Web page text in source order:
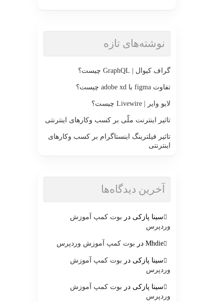
نوشته‌های تازه
گراف کیوال | GraphQL چیست؟
تفاوت figma با adobe xd چیست؟
لایو وایر | Livewire چیست؟
تاثیر اینترنت ملّی بر کسب وکارهای اینترنتی
تاثیر فیلترینگ اینستاگرام بر کسب وکارهای
اینترنتی
آخرین دیدگاه‌ها
سینا پازکی در بوت کمپ آموزش
وردپرس
Mhdie در بوت کمپ آموزش وردپرس
سینا پازکی در بوت کمپ آموزش
وردپرس
سینا پازکی در بوت کمپ آموزش
وردپرس